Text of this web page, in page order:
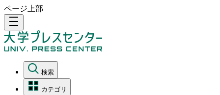
ページ上部
density_medium
検索
カテゴリ